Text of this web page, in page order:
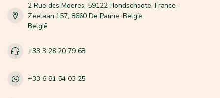
2 Rue des Moeres, 59122 Hondschoote, France -
Zeelaan 157, 8660 De Panne, België
België
+33 3 28 20 79 68
+33 6 81 54 03 25